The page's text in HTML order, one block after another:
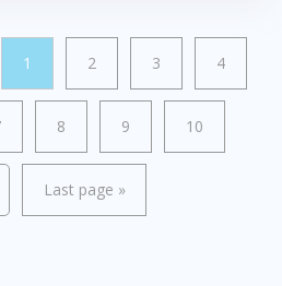
1 2 3 4
8 9 10
Last page »